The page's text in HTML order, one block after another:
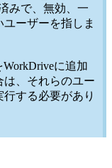
みで、無効、一
ーザーを指しま
に追加
は、それらのユー
する必要があり